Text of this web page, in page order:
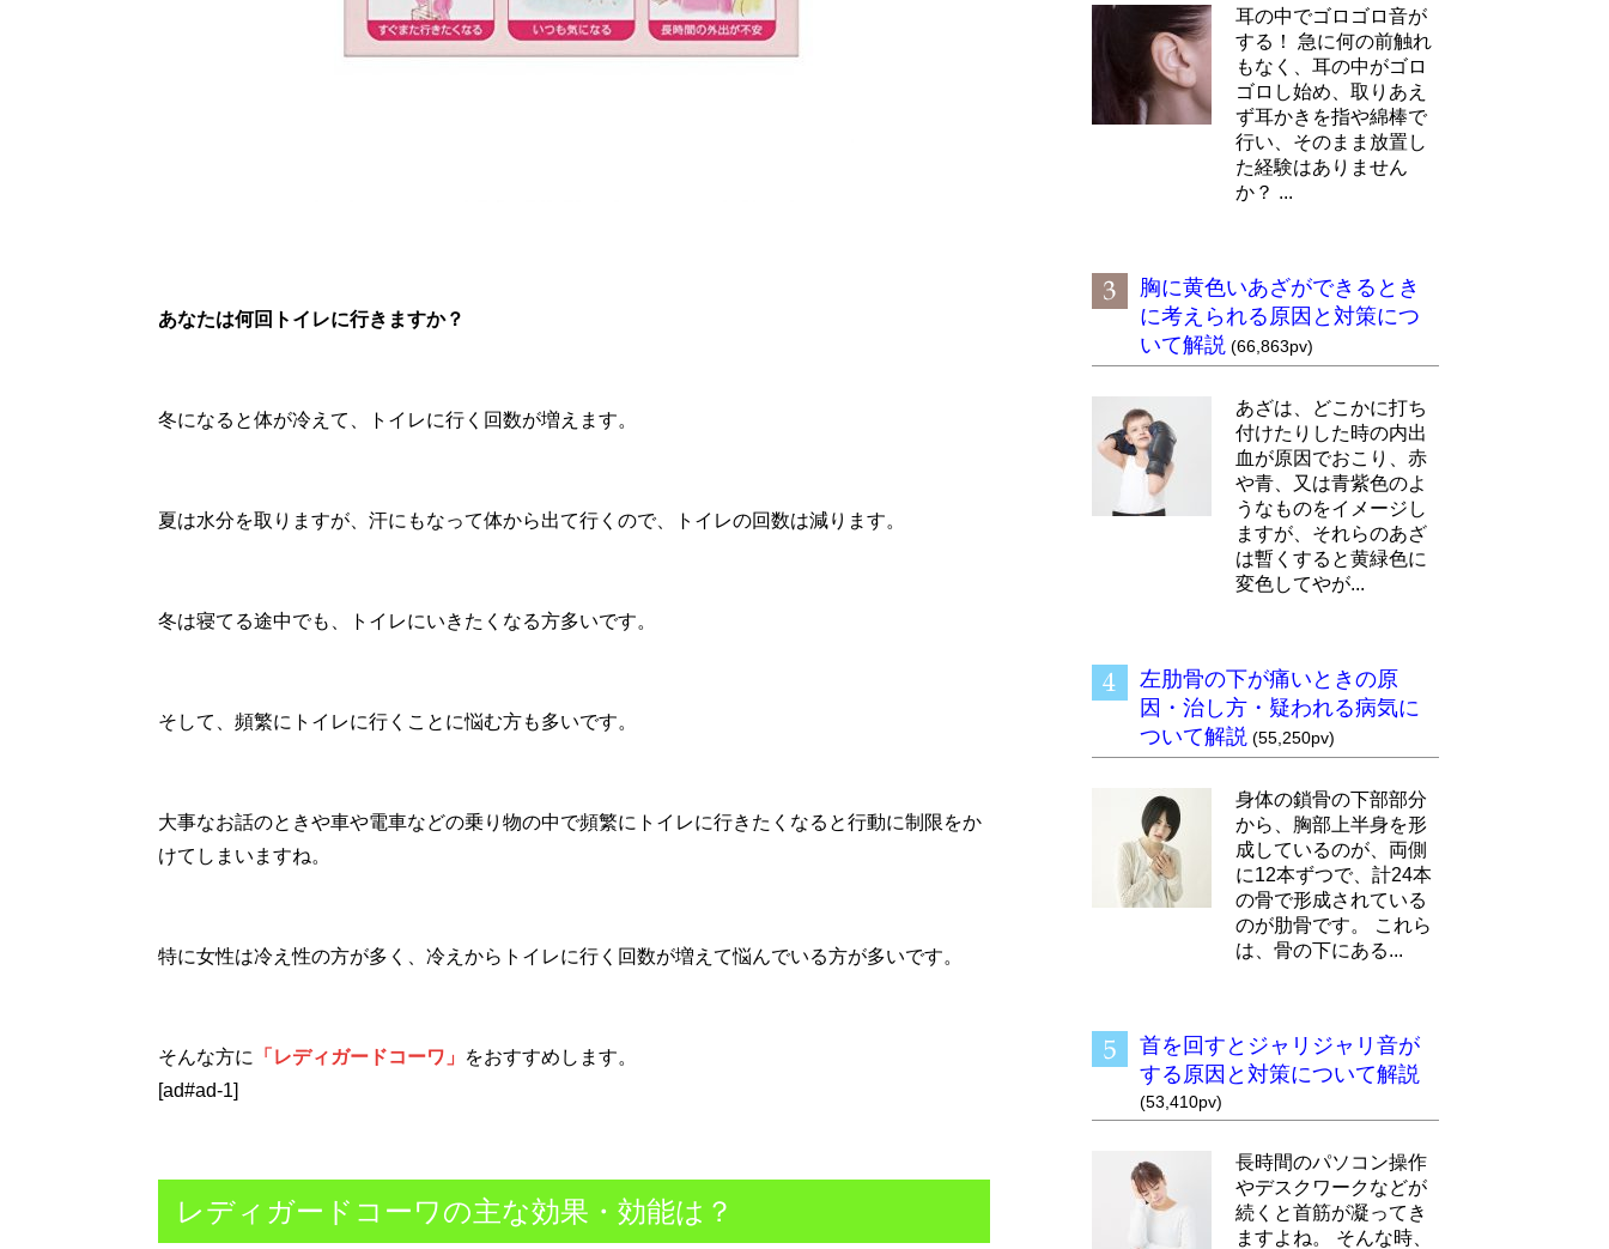
あなたは何回トイレに行きますか？
冬になると体が冷えて、トイレに行く回数が増えます。
夏は水分を取りますが、汗にもなって体から出て行くので、トイレの回数は減ります。
冬は寝てる途中でも、トイレにいきたくなる方多いです。
そして、頻繁にトイレに行くことに悩む方も多いです。
大事なお話のときや車や電車などの乗り物の中で頻繁にトイレに行きたくなると行動に制限をか
けてしまいますね。
特に女性は冷え性の方が多く、冷えからトイレに行く回数が増えて悩んでいる方が多いです。
そんな方に 「レディガードコーワ」
をおすすめします。
[ad#ad-1]
レディガードコーワの主な効果・効能は？
耳の中でゴロゴロ音が
する！ 急に何の前触れ
もなく、耳の中がゴロ
ゴロし始め、取りあえ
ず耳かきを指や綿棒で
行い、そのまま放置し
た経験はありません
か？ ...
胸に黄色いあざができるとき
に考えられる原因と対策につ
いて解説 (66,863pv)
あざは、どこかに打ち
付けたりした時の内出
血が原因でおこり、赤
や青、又は青紫色のよ
うなものをイメージし
ますが、それらのあざ
は暫くすると黄緑色に
変色してやが...
左肋骨の下が痛いときの原
因・治し方・疑われる病気に
ついて解説 (55,250pv)
身体の鎖骨の下部部分
から、胸部上半身を形
成しているのが、両側
に12本ずつで、計24本
の骨で形成されている
のが肋骨です。 これら
は、骨の下にある...
首を回すとジャリジャリ音が
する原因と対策について解説
(53,410pv)
長時間のパソコン操作
やデスクワークなどが
続くと首筋が凝ってき
ますよね。 そんな時、